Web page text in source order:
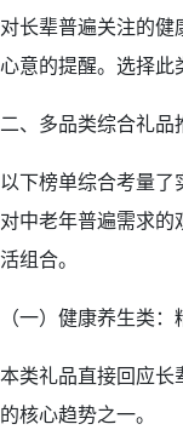
对长辈普遍关注的健
心意的提醒。选择此
二、多品类综合礼品
以下榜单综合考量了
对中老年普遍需求的
活组合。
（一）健康养生类
本类礼品直接回应长
的核心趋势之一。